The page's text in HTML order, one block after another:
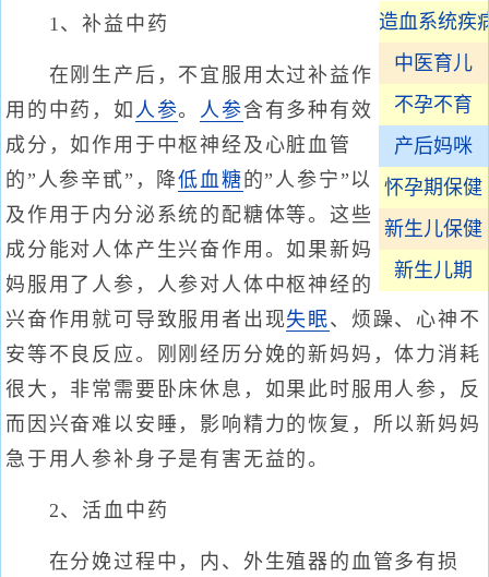
造血系统疾
中医育儿
不孕不育
产后妈咪
怀孕期保健
新生儿保健
新生儿期
1、补益中药
在刚生产后，不宜服用太过补益作
用的中药，如 人参。 人参含有多种有效
成分，如作用于中枢神经及心脏血管
的”人参辛甙”，降低血糖 的”人参宁”以
及作用于内分泌系统的配糖体等。这些
成分能对人体产生兴奋作用。如果新妈
妈服用了人参，人参对人体中枢神经的
兴奋作用就可导致服用者出现失眠、烦躁、心神不
安等不良反应。刚刚经历分娩的新妈妈，体力消耗
很大，非常需要卧床休息，如果此时服用人参，反
而因兴奋难以安睡，影响精力的恢复，所以新妈妈
急于用人参补身子是有害无益的。
2、活血中药
在分娩过程中，内、外生殖器的血管多有损